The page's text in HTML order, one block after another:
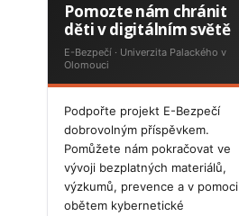
Pomozte nám chránit
děti v digitálním světě
E-Bezpečí · Univerzita Palackého v
Olomouci
Podpořte projekt E-Bezpečí
dobrovolným příspěvkem.
Pomůžete nám pokračovat ve
vývoji bezplatných materiálů,
výzkumů, prevence a v pomoci
obětem kybernetické